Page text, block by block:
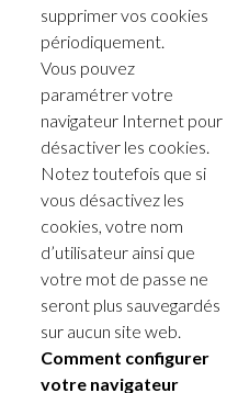
supprimer vos cookies
périodiquement.
Vous pouvez
paramétrer votre
navigateur Internet pour
désactiver les cookies.
Notez toutefois que si
vous désactivez les
cookies, votre nom
d’utilisateur ainsi que
votre mot de passe ne
seront plus sauvegardés
sur aucun site web.
Comment configurer
votre navigateur